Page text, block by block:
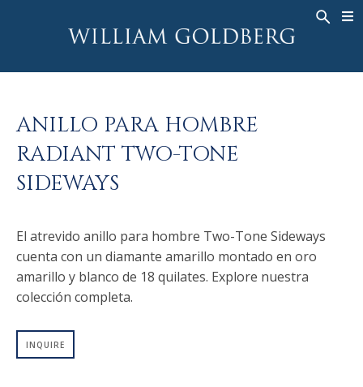
ALTA JOYERÍA
ANILLO PARA HOMBRE
COLLARES
COLGANTES
PULSERAS
RELOJES
DIAMANTES FANTASÍA
ASHOKA JOYERÍA
ANILLOS
BANDS
MEN'S RINGS
COLGANTES
PENDIENTES
PULSERAS
RELOJES
HISTORIA
ASHOKA ®
ANILLO PARA HOMBRE
RADIANT TWO-TONE
SIDEWAYS
El atrevido anillo para hombre Two-Tone Sideways
cuenta con un diamante amarillo montado en oro
amarillo y blanco de 18 quilates. Explore nuestra
colección completa.
INQUIRE